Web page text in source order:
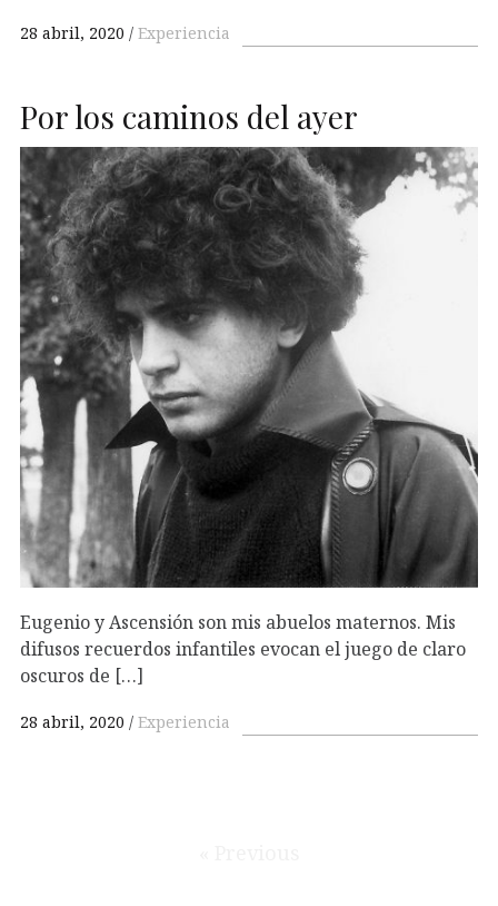
28 abril, 2020 Experiencia
Por los caminos del ayer
Eugenio y Ascensión son mis abuelos maternos. Mis
difusos recuerdos infantiles evocan el juego de claro
oscuros de […]
28 abril, 2020 Experiencia